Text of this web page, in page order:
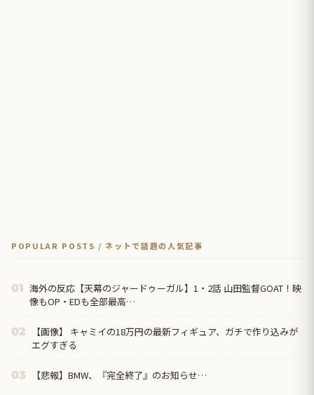
POPULAR POSTS / ネットで話題の人気記事
01 海外の反応【天幕のジャードゥーガル】1・2話 山田監督GOAT！映
像もOP・EDも全部最高…
02
【画像】 キャミイの18万円の最新フィギュア、ガチで作り込みが
エグすぎる
03 【悲報】BMW、『完全終了』のお知らせ…